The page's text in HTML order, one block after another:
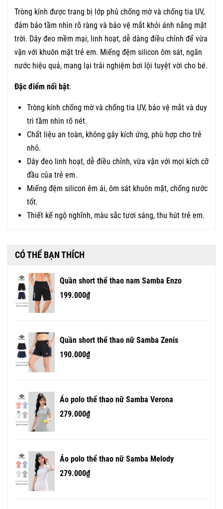
Tròng kính được trang bị lớp phủ chống mờ và chống tia UV,
đảm bảo tầm nhìn rõ ràng và bảo vệ mắt khỏi ánh nắng mặt
trời. Dây đeo mềm mại, linh hoạt, dễ dàng điều chỉnh để vừa
vặn với khuôn mặt trẻ em. Miếng đệm silicon ôm sát, ngăn
nước hiệu quả, mang lại trải nghiệm bơi lội tuyệt vời cho bé.
Đặc điểm nổi bật:
Tròng kính chống mờ và chống tia UV, bảo vệ mắt và duy
trì tầm nhìn rõ nét.
Chất liệu an toàn, không gây kích ứng, phù hợp cho trẻ
nhỏ.
Dây đeo linh hoạt, dễ điều chỉnh, vừa vặn với mọi kích cỡ
đầu của trẻ em.
Miếng đệm silicon êm ái, ôm sát khuôn mặt, chống nước
tốt.
Thiết kế ngộ nghĩnh, màu sắc tươi sáng, thu hút trẻ em.
CÓ THỂ BẠN THÍCH
Quần short thể thao nam Samba Enzo
199.000₫
Quần short thể thao nữ Samba Zenis
190.000₫
Áo polo thể thao nữ Samba Verona
279.000₫
Áo polo thể thao nữ Samba Melody
279.000₫